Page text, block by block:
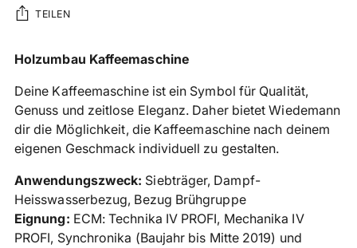
TEILEN
Produkt
den
Warenkorb
legen
Holzumbau Kaffeemaschine
Deine Kaffeemaschine ist ein Symbol für Qualität,
Genuss und zeitlose Eleganz. Daher bietet Wiedemann
dir die Möglichkeit, die Kaffeemaschine nach deinem
eigenen Geschmack individuell zu gestalten.
Anwendungszweck: Siebträger, Dampf-
Heisswasserbezug, Bezug Brühgruppe
Eignung: ECM:Technika IV PROFI, Mechanika IV
PROFI, Synchronika (Baujahr bis Mitte 2019) und